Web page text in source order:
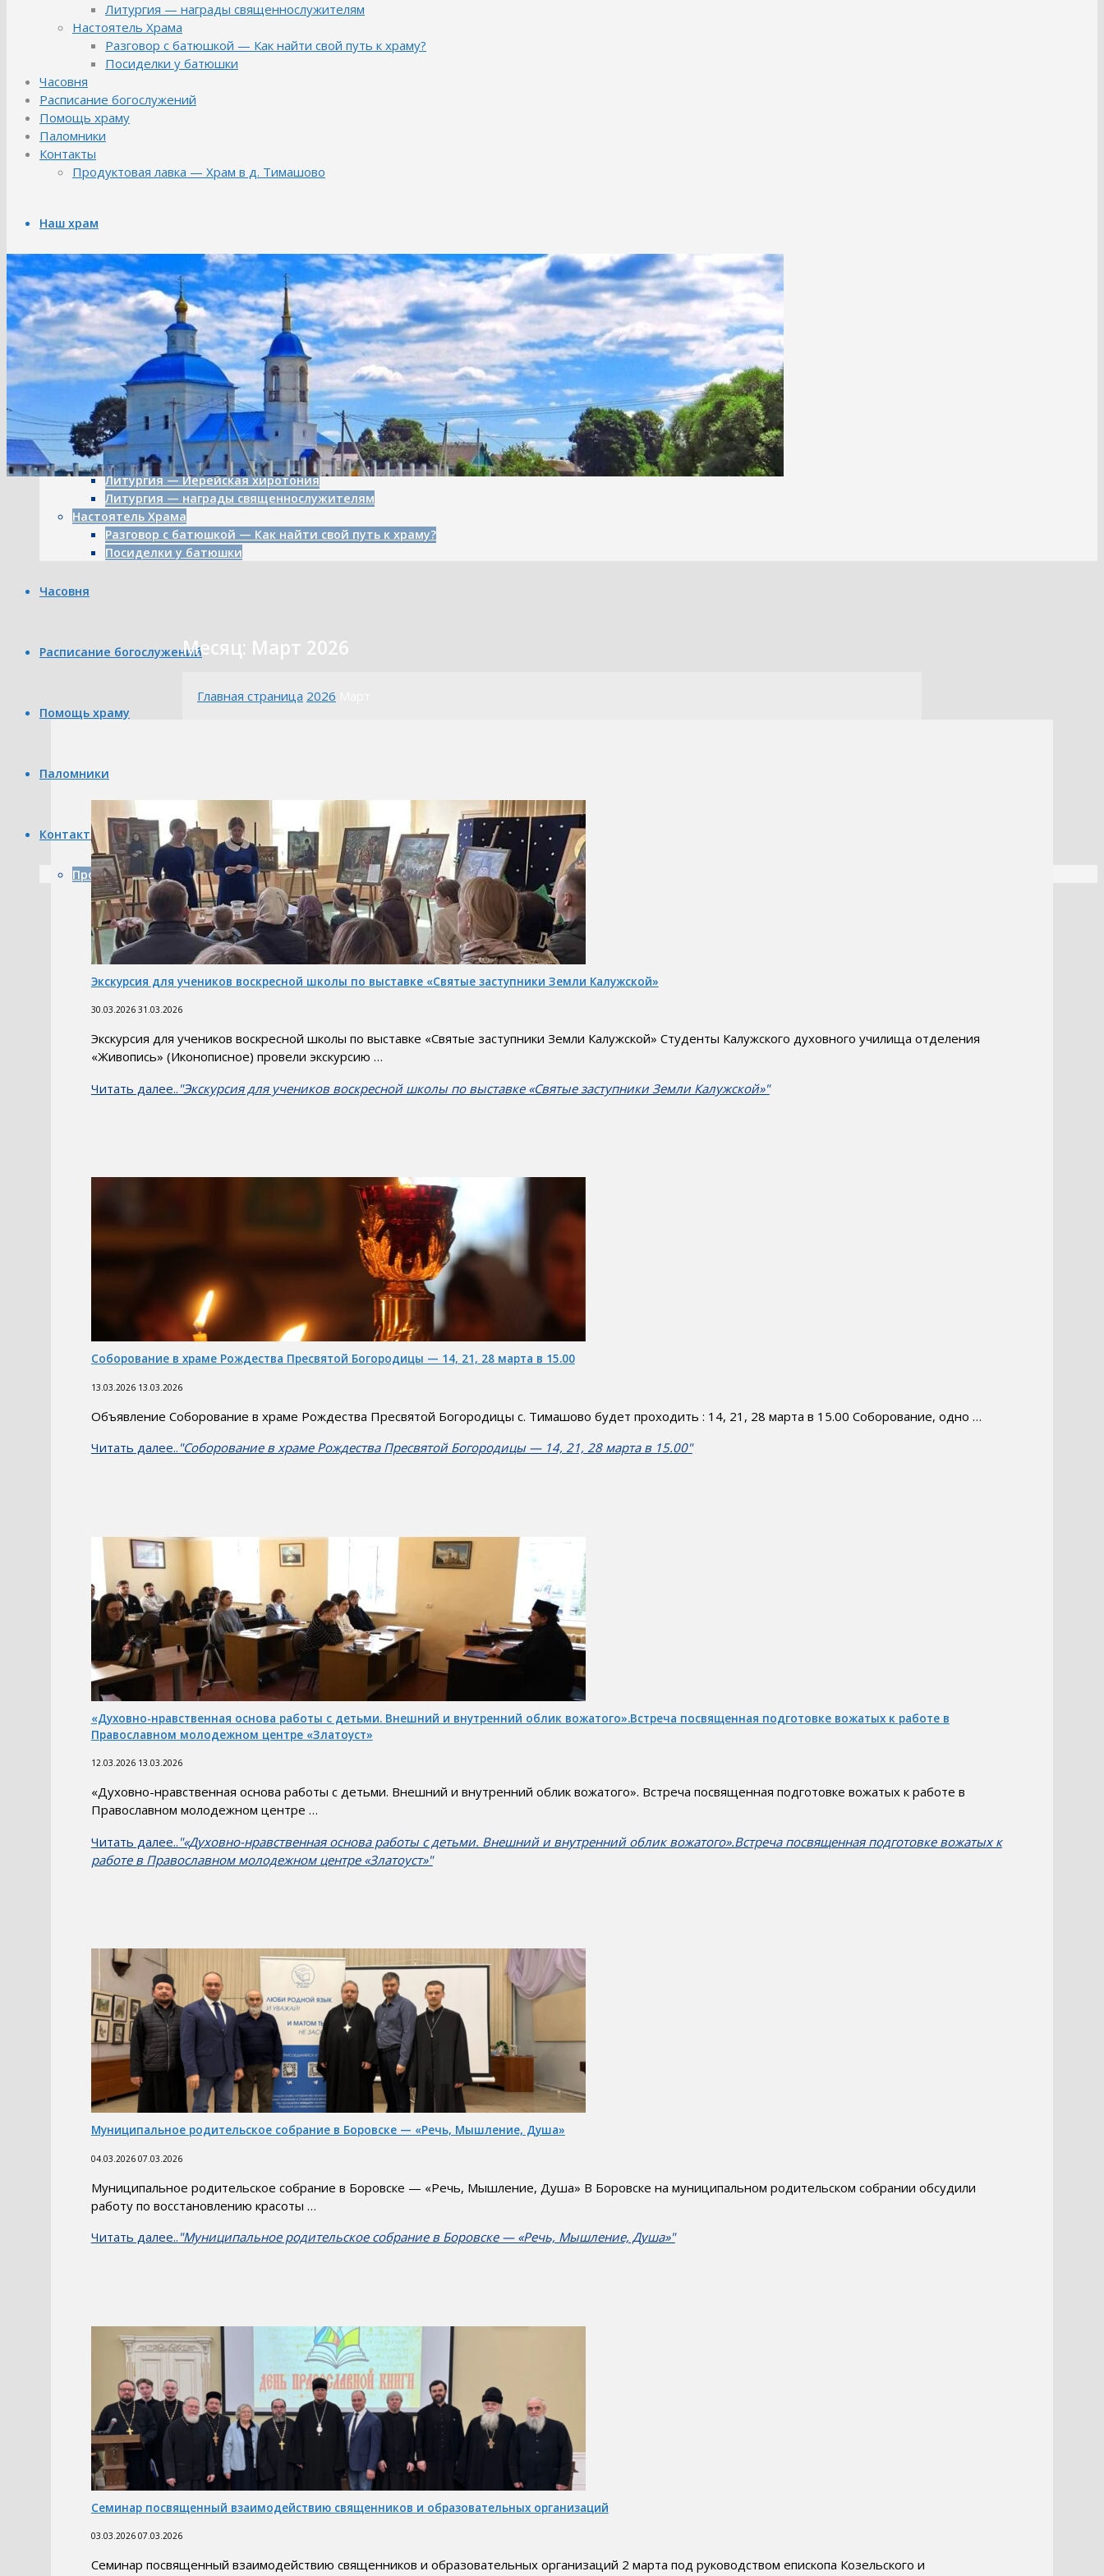
Литургия — награды священнослужителям
Настоятель Храма
Разговор с батюшкой — Как найти свой путь к храму?
Посиделки у батюшки
Часовня
Расписание богослужений
Помощь храму
Паломники
Контакты
Продуктовая лавка — Храм в д. Тимашово
Наш храм
Библиотека храма
История Храма
Летопись
Аллея художника
Ремонт «В мастерской художника»
Художественный пленэр
Картины художника Пряничникова
Митрополит — Климент
Литургия о мире
Литургия в честь Иоанна Кронштадтского
Литургия — о мире
Освящение часовни
Литургия — Иерейская хиротония
Литургия — награды священнослужителям
Настоятель Храма
Разговор с батюшкой — Как найти свой путь к храму?
Посиделки у батюшки
Часовня
Расписание богослужений
Помощь храму
Паломники
Контакты
Продуктовая лавка — Храм в д. Тимашово
Месяц: Март 2026
Главная страница 2026
Экскурсия для учеников воскресной школы по выставке «Святые заступники Земли Калужской»
30.03.2026 31.03.2026
Экскурсия для учеников воскресной школы по выставке «Святые заступники Земли Калужской» Студенты Калужского духовного училища отделения
«Живопись» (Иконописное) провели экскурсию …
Читать далее.. "Экскурсия для учеников воскресной школы по выставке «Святые заступники Земли Калужской»"
Соборование в храме Рождества Пресвятой Богородицы — 14, 21, 28 марта в 15.00
13.03.2026 13.03.2026
Объявление Соборование в храме Рождества Пресвятой Богородицы с. Тимашово будет проходить : 14, 21, 28 марта в 15.00 Соборование, одно …
Читать далее.. "Соборование в храме Рождества Пресвятой Богородицы — 14, 21, 28 марта в 15.00"
«Духовно-нравственная основа работы с детьми. Внешний и внутренний облик вожатого».Встреча посвященная подготовке вожатых к работе в
Православном молодежном центре «Златоуст»
12.03.2026 13.03.2026
«Духовно-нравственная основа работы с детьми. Внешний и внутренний облик вожатого». Встреча посвященная подготовке вожатых к работе в
Православном молодежном центре …
Читать далее.. "«Духовно-нравственная основа работы с детьми. Внешний и внутренний облик вожатого».Встреча посвященная подготовке вожатых к
работе в Православном молодежном центре «Златоуст»"
Муниципальное родительское собрание в Боровске — «Речь, Мышление, Душа»
04.03.2026 07.03.2026
Муниципальное родительское собрание в Боровске — «Речь, Мышление, Душа» В Боровске на муниципальном родительском собрании обсудили
работу по восстановлению красоты …
Читать далее.. "Муниципальное родительское собрание в Боровске — «Речь, Мышление, Душа»"
Семинар посвященный взаимодействию священников и образовательных организаций
03.03.2026 07.03.2026
Семинар посвященный взаимодействию священников и образовательных организаций 2 марта под руководством епископа Козельского и